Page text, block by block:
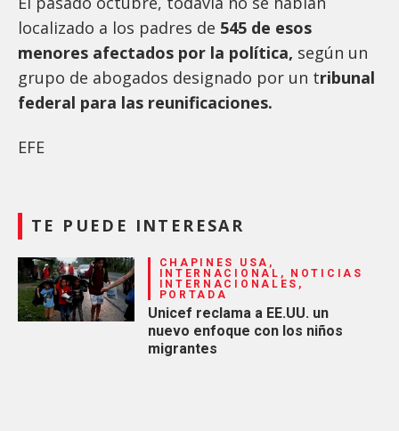
localizado a los padres de 545 de esos
menores afectados por la política, según un
grupo de abogados designado por un tribunal
federal para las reunificaciones.
EFE
TE PUEDE INTERESAR
CHAPINES USA,
INTERNACIONAL, NOTICIAS
INTERNACIONALES,
PORTADA
Unicef reclama a EE.UU. un
nuevo enfoque con los niños
migrantes